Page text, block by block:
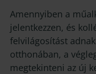
Amennyiben a
jelentkezzen, és
felvilágosítást
otthonában, a
megtekinteni az új